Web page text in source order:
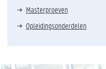
Masterproeven
Opleidingsonderdelen